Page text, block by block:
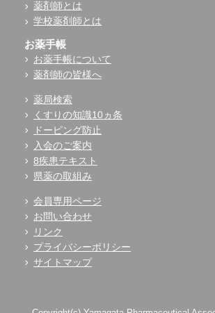
薬剤師とは
学校薬剤師とは
お薬手帳
お薬手帳について
薬剤師の皆様へ
薬局検索
くすりの知識10ヵ条
ドーピング防止
入会のご案内
8疾患テキスト
県薬の取組み
会員専用ページ
お問い合わせ
リンク
プライバシーポリシー
サイトマップ